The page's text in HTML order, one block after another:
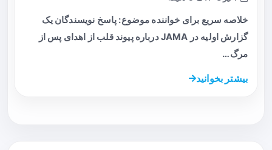
خلاصه سریع برای خواننده موضوع: پاسخ نویسندگان یک
گزارش اولیه در JAMA درباره پیوند قلب از اهدای پس از
مرگ…
بیشتر بخوانید